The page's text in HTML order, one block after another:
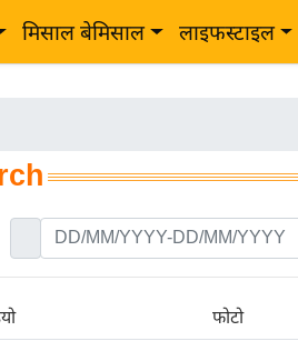
मिसाल बेमिसाल लाइफस्टाइल
फोटो